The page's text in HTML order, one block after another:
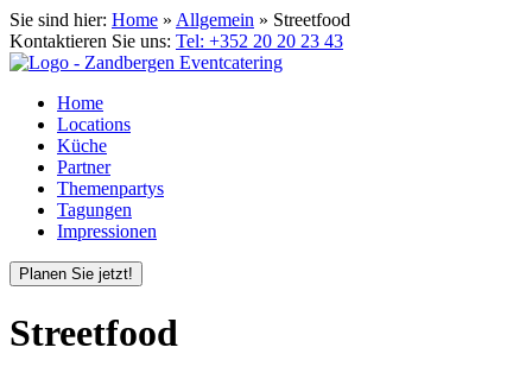
Sie sind hier: Home » Allgemein » Streetfood
Kontaktieren Sie uns: Tel: +352 20 20 23 43
Home
Locations
Küche
Partner
Themenpartys
Tagungen
Impressionen
Planen Sie jetzt!
Streetfood